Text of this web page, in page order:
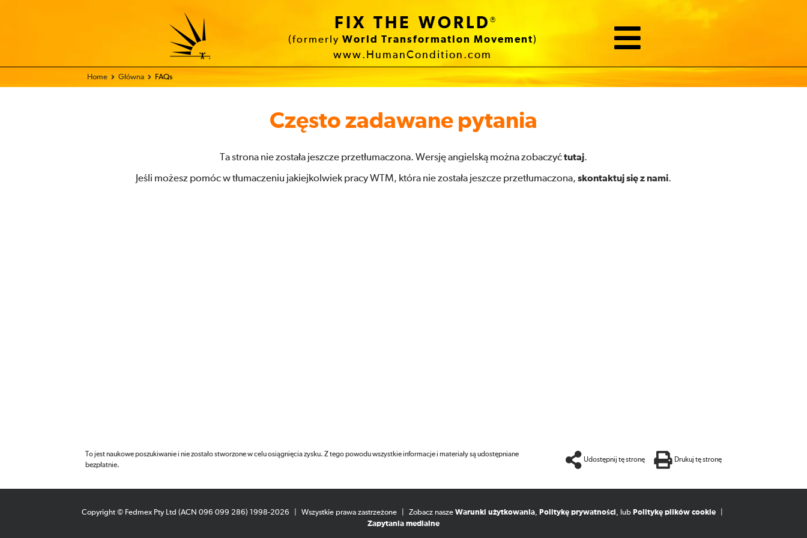
FIX THE WORLD®
(formerly World Transformation Movement)
www.HumanCondition.com
Home Główna FAQs
Często zadawane pytania
Ta strona nie została jeszcze przetłumaczona. Wersję angielską można zobaczyćtutaj.
Jeśli możesz pomóc w tłumaczeniu jakiejkolwiek pracy WTM, która nie została jeszcze przetłumaczona, skontaktuj się z nami.
To jest naukowe poszukiwanie i nie zostało stworzone w celu osiągnięcia zysku. Z tego powodu wszystkie informacje i materiały są udostępniane
bezpłatnie.
Udostępnij tę stronę Drukuj tę stronę
Copyright © Fedmex Pty Ltd (ACN 096 099 286) 1998-2026 Wszystkie prawa zastrzeżone Zobacz nasze Warunki użytkowania, Politykę prywatności, lub Politykę plików cookie
Zapytania medialne